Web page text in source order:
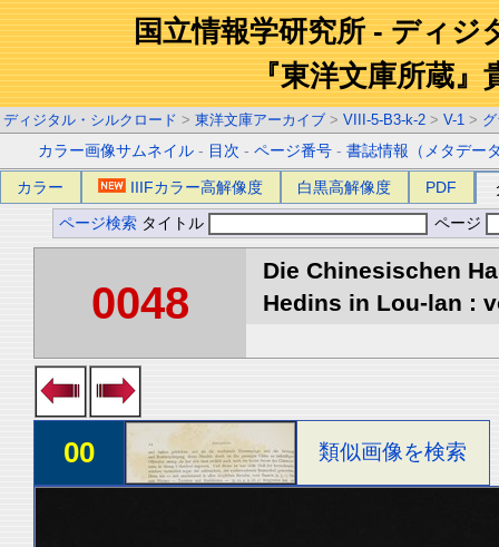
国立情報学研究所 - ディジ
『東洋文庫所蔵』
ディジタル・シルクロード > 東洋文庫アーカイブ > VIII-5-B3-k-2 > V-1 >
カラー画像サムネイル - 目次 -ページ番号 -書誌情報（メタデー
カラー IIIFカラー高解像度 白黒高解像度 PDF
ページ検索 タイトル ページ
0048
Die Chinesischen
Hedins in Lou-lan :
00 類似画像を検索